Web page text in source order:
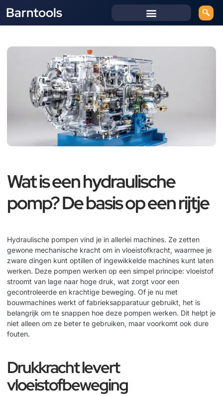
Barntools
Wat is een hydraulische
pomp? De basis op een rijtje
Hydraulische pompen vind je in allerlei machines. Ze zetten
gewone mechanische kracht om in vloeistofkracht, waarmee je
zware dingen kunt optillen of ingewikkelde machines kunt laten
werken. Deze pompen werken op een simpel principe: vloeistof
stroomt van lage naar hoge druk, wat zorgt voor een
gecontroleerde en krachtige beweging. Of je nu met
bouwmachines werkt of fabrieksapparatuur gebruikt, het is
belangrijk om te snappen hoe deze pompen werken. Dit helpt je
niet alleen om ze beter te gebruiken, maar voorkomt ook dure
fouten.
Drukkracht levert
vloeistofbeweging